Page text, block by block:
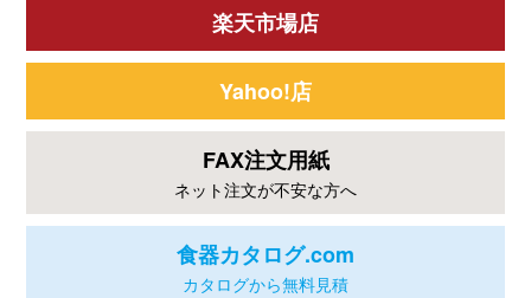
楽天市場店
Yahoo!店
FAX注文用紙
ネット注文が不安な方へ
食器カタログ.com
カタログから無料見積